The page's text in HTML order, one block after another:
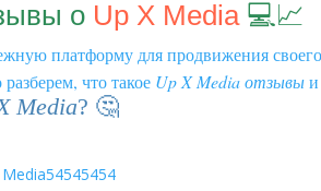
о Up X Media💻📈
платформу для продвижения
что такое Up X Media отзывы
Media? 🤔